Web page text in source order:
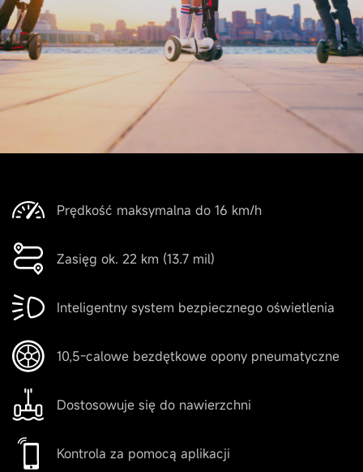
Prędkość maksymalna do 16 km/h
Zasięg ok. 22 km (13.7 mil)
Inteligentny system bezpiecznego oświetlenia
10,5-calowe bezdętkowe opony pneumatyczne
Dostosowuje się do nawierzchni
Kontrola za pomocą aplikacji